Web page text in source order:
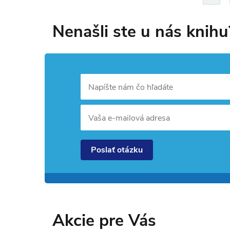
Nenašli ste u nás
Napíšte nám čo hľadáte
Vaša e-mailová adresa
Poslať otázku
Akcie pre Vás